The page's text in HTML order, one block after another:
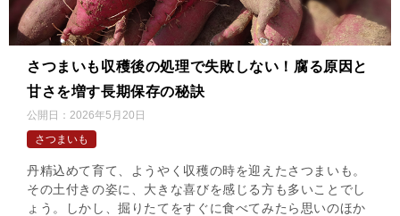
さつまいも収穫後の処理で失敗しない！腐る原因と
甘さを増す長期保存の秘訣
公開日： 2026年5月20日
さつまいも
丹精込めて育て、ようやく収穫の時を迎えたさつまいも。
その土付きの姿に、大きな喜びを感じる方も多いことでし
ょう。しかし、掘りたてをすぐに食べてみたら思いのほか